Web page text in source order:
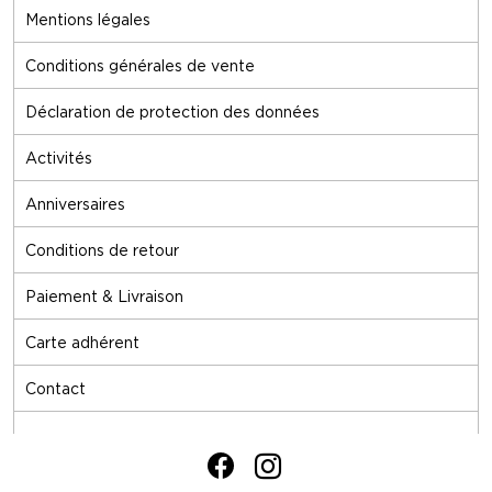
Mentions légales
Conditions générales de vente
Déclaration de protection des données
Activités
Anniversaires
Conditions de retour
Paiement & Livraison
Carte adhérent
Contact